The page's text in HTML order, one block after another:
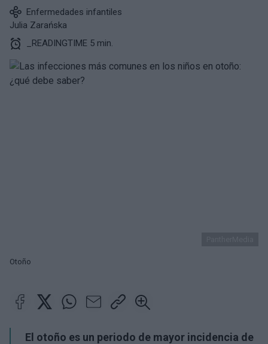
Enfermedades infantiles
Julia Zarańska
_READINGTIME 5 min.
Otoño
El otoño es un periodo de mayor incidencia de